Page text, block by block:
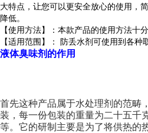
大特点，让您可以更安全放心的使用，
降低。
【使用方法】：本款产品的使用方法
【适用范围】： 防丢水剂可使用到各
液体臭味剂的作用
首先这种产品属于水处理剂的范畴
装，每一份包装的重量为二十五千
等。它的研制主要是为了将供热的